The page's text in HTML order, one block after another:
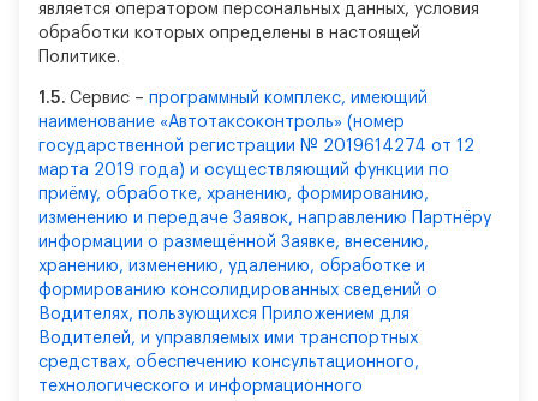
является оператором персональных данных, условия
обработки которых определены в настоящей
Политике.
1.5. Сервис – программный комплекс, имеющий
наименование «Автотаксоконтроль» (номер
государственной регистрации № 2019614274 от 12
марта 2019 года) и осуществляющий функции по
приёму, обработке, хранению, формированию,
изменению и передаче Заявок, направлению Партнёру
информации о размещённой Заявке, внесению,
хранению, изменению, удалению, обработке и
формированию консолидированных сведений о
Водителях, пользующихся Приложением для
Водителей, и управляемых ими транспортных
средствах, обеспечению консультационного,
технологического и информационного